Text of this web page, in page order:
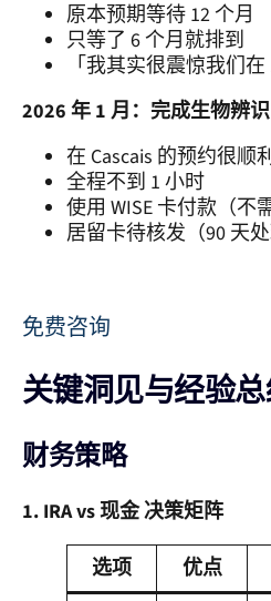
原本预期等待 12 个月
只等了 6 个月就排到
「我其实很震惊我们
2026 年 1 月：完成生物辨识
在 Cascais 的预约很顺
全程不到 1 小时
使用 WISE 卡付款（不
居留卡待核发（90 天处
免费咨询
关键洞见与经验
财务策略
1. IRA vs 现金 决策矩阵
选项 优点